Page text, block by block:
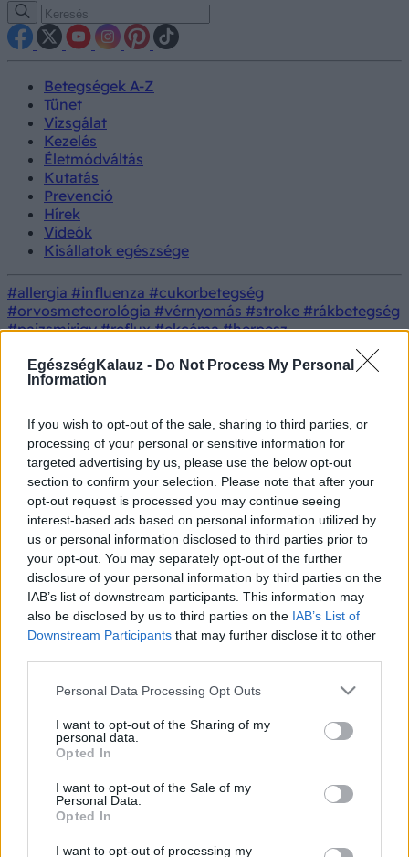
EgészségKalauz - Do Not Process My Personal
Information
If you wish to opt-out of the sale, sharing to third parties, or
processing of your personal or sensitive information for
targeted advertising by us, please use the below opt-out
section to confirm your selection. Please note that after your
opt-out request is processed you may continue seeing
interest-based ads based on personal information utilized by
us or personal information disclosed to third parties prior to
your opt-out. You may separately opt-out of the further
disclosure of your personal information by third parties on the
IAB’s list of downstream participants. This information may
also be disclosed by us to third parties on the IAB’s List of
Downstream Participants that may further disclose it to other
Please note that this website/app uses one or more Google
not limited to your visit or usage behaviour. You may click to
grant or deny consent to Google and its third-party tags to
use your data for below specified purposes in below Google
consent section.
Personal Data Processing Opt Outs
I want to opt-out of the Sharing of my
personal data.
Opted In
I want to opt-out of the Sale of my
Personal Data.
Opted In
I want to opt-out of processing my
Betegségek A-Z
Tünet
Vizsgálat
Kezelés
Életmódváltás
Kutatás
Prevenció
Hírek
Videók
Kisállatok egészsége
#allergia #influenza #cukorbetegség
#orvosmeteorológia #vérnyomás #stroke #rákbetegség
#pajzsmirigy#reflux#ekcéma#herpesz
Tünet
Orvos
válaszol
Pajzsmirigy alulműködés, baba
Pajzsmirigy alulműködés, baba
után - baba előtt...
Orvos válaszol
2011. április 20. 16:58
Módosítva: 2015. november 04. 13:49
Megosztás
Küldés Küldés Messengeren
Egészségkalauz
Kérdés: Tisztelt Doktor úr!
Nekem pajzsmirigy alulműködésem van,amire már jó